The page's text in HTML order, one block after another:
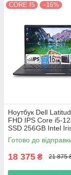
CORE I5 –16%
Ноутбук Dell
FHD IPS Core i5-
SSD 256GB Intel
Graphics
Готово до
18 375 ₴ 21 875